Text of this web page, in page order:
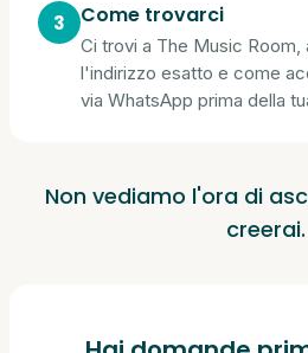
Come trovarci
Ci trovi a The Music Room,
l'indirizzo esatto e come
via WhatsApp prima della
Non vediamo l'ora di
creerai.